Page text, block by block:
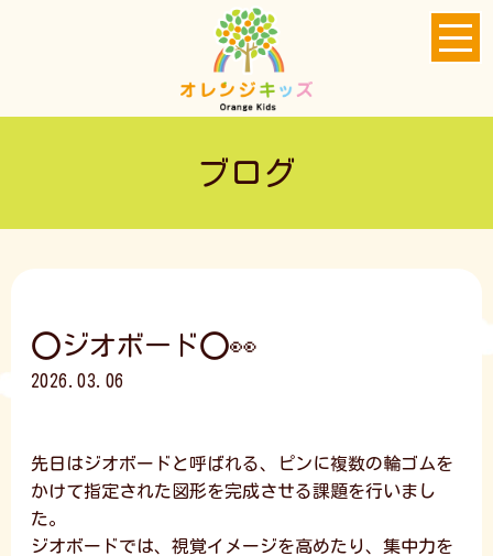
ブログ
⭕ジオボード⭕👀
2026.03.06
先日はジオボードと呼ばれる、ピンに複数の輪ゴムを
かけて指定された図形を完成させる課題を行いまし
た。
ジオボードでは、視覚イメージを高めたり、集中力を